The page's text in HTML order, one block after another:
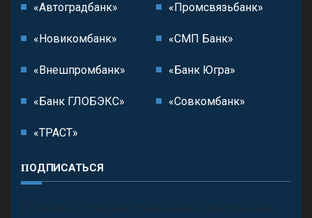
«Автоградбанк» «Промсвязьбанк»
«Новикомбанк» «СМП Банк»
«Внешпромбанк» «Банк Югра»
«Банк ГЛОБЭКС» «Совкомбанк»
«ТРАСТ»
ПОДПИСАТЬСЯ
П олучить последние обновления и предложения.